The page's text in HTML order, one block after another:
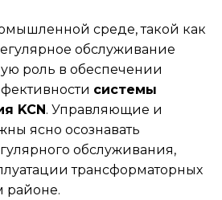
среде, такой как
обслуживание
роль в обеспечении
системы
KCN. Управляющие и
ясно осознавать
обслуживания,
трансформаторных
районе.